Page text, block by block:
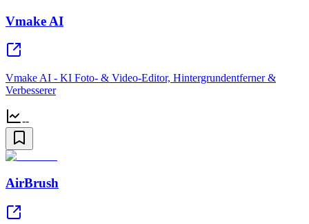
Vmake AI
Vmake AI - KI Foto- & Video-Editor, Hintergrundentferner &
Verbesserer
--
AirBrush